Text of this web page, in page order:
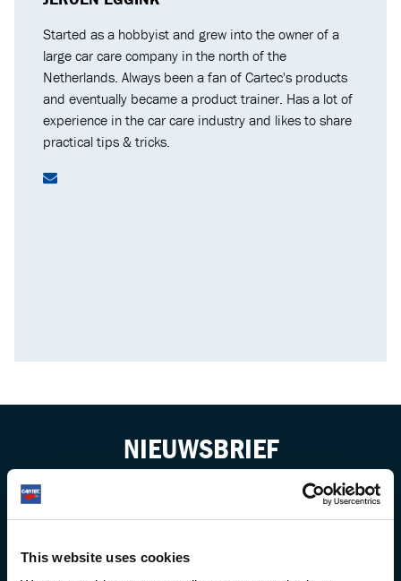
This website uses cookies
CERAMIC GUARD
Ceramic Guard specialist worden? Word getraind door een van
onze ervaringsdeskundigen en ontdek hoe uw bedrijf met
Ceramic Guard het verschil kan maken.
AANMELDEN
JEROEN EGGINK